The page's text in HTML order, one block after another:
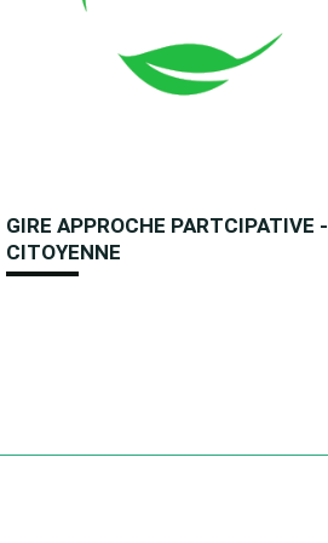
GIRE APPROCHE PARTCIPATIVE -
CITOYENNE